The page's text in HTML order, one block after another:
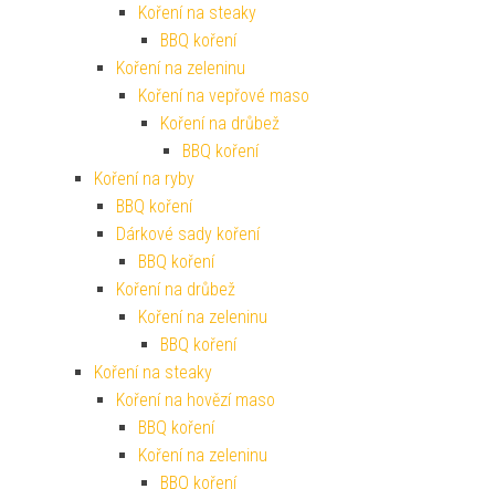
Koření na steaky
BBQ koření
Koření na zeleninu
Koření na vepřové maso
Koření na drůbež
BBQ koření
Koření na ryby
BBQ koření
Dárkové sady koření
BBQ koření
Koření na drůbež
Koření na zeleninu
BBQ koření
Koření na steaky
Koření na hovězí maso
BBQ koření
Koření na zeleninu
BBQ koření